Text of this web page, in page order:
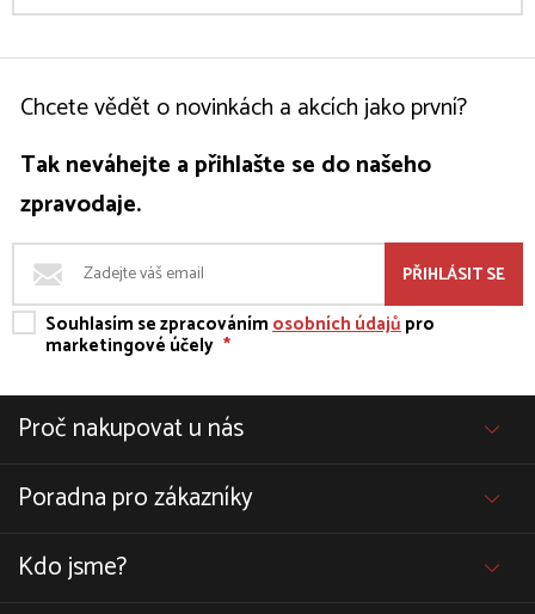
Chcete vědět o novinkách a akcích jako první?
Tak neváhejte a přihlašte se do našeho
zpravodaje.
PŘIHLÁSIT SE
Souhlasím se zpracovánímosobních údajůpro
marketingové účely *
Proč nakupovat u nás
Poradna pro zákazníky
Kdo jsme?